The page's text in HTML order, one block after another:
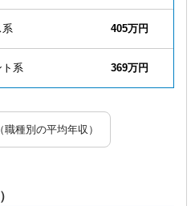
405万円
系 369万円
種別の平均年収）